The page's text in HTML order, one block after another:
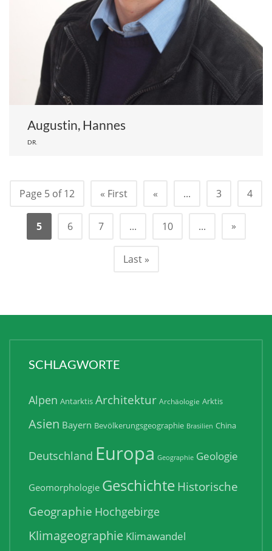
Augustin, Hannes
DR.
Page 5 of 12 « First « ... 3 4
5 6 7 ... 10 ... »
Last »
SCHLAGWORTE
Alpen Antarktis Architektur Archäologie Arktis
Asien Bayern Bevölkerungsgeographie Brasilien China
Deutschland Europa Geographie Geologie
Geomorphologie GeschichteHistorische
Geographie Hochgebirge
Klimageographie Klimawandel